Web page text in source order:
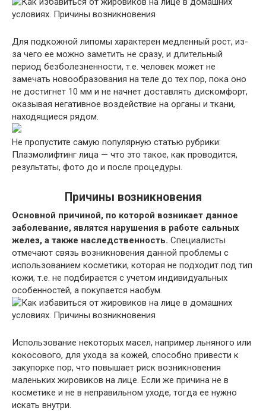
Для подкожной липомы характерен медленный рост, из-
за чего ее можно заметить не сразу, и длительный
период безболезненности, т.е. человек может не
замечать новообразования на теле до тех пор, пока оно
не достигнет 10 мм и не начнет доставлять дискомфорт,
оказывая негативное воздействие на органы и ткани,
находящиеся рядом.
Не пропустите самую популярную статью рубрики:
Плазмолифтинг лица — что это такое, как проводится,
результаты, фото до и после процедуры.
Причины возникновения
Основной причиной, по которой возникает данное
заболевание, являтся нарушения в работе сальных
желез, а также наследственность. Специалисты
отмечают связь возникновения данной проблемы с
использованием косметики, которая не подходит под тип
кожи, т.е. не подбирается с учетом индивидуальных
особенностей, а покупается наобум.
Использование некоторых масел, например льняного или
кокосового, для ухода за кожей, способно привести к
закупорке пор, что повышает риск возникновения
маленьких жировиков на лице. Если же причина не в
косметике и не в неправильном уходе, тогда ее нужно
искать внутри.